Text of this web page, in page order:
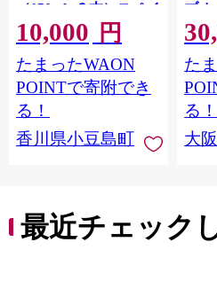
（150ml×３本）スペイ
ン産
10,000 円
たまったWAON
POINTで寄附でき
る！
香川県小豆島町
ブオ
スト
ブオ
バー
バー
料
ラダ
おす
た
る！
大
最近チェック